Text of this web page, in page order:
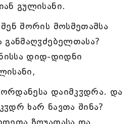
გულისანი.
შორის მოსმეთამსა
განმაღჳძებელთასა?
დიდ-დიდნი
დაიმკჳდრა. და
ხარ ნავთა შინა?